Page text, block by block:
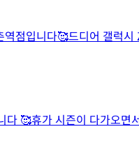
점입니다🥰드디어 갤럭
🥰휴가 시즌이 다가오